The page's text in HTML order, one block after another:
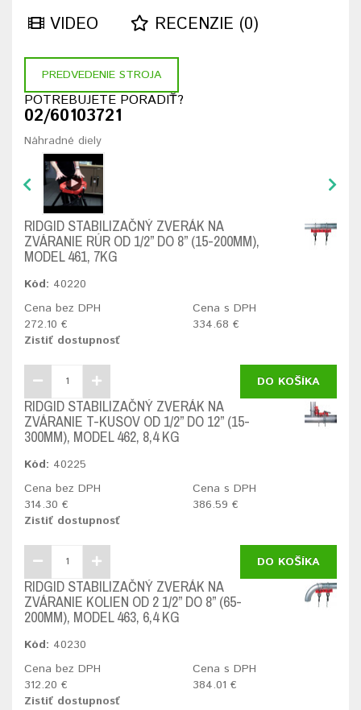
VIDEO RECENZIE (0)
PREDVEDENIE STROJA
POTREBUJETE PORADIŤ?
02/60103721
Náhradné diely
RIDGID STABILIZAČNÝ ZVERÁK NA
ZVÁRANIE RÚR OD 1/2” DO 8” (15-200MM),
MODEL 461, 7KG
Kód: 40220
Cena bez DPH
272.10 €
Cena s DPH
334.68 €
Zistiť dostupnosť
DO KOŠÍKA
RIDGID STABILIZAČNÝ ZVERÁK NA
ZVÁRANIE T-KUSOV OD 1/2” DO 12” (15-
300MM), MODEL 462, 8,4 KG
Kód: 40225
Cena bez DPH
314.30 €
Cena s DPH
386.59 €
Zistiť dostupnosť
DO KOŠÍKA
RIDGID STABILIZAČNÝ ZVERÁK NA
ZVÁRANIE KOLIEN OD 2 1/2” DO 8” (65-
200MM), MODEL 463, 6,4 KG
Kód: 40230
Cena bez DPH
312.20 €
Cena s DPH
384.01 €
Zistiť dostupnosť